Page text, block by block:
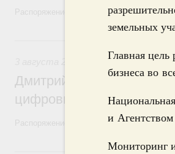
земельных
Главная
бизнеса во
и
Мониторинг
Распоряжение от 3 августа 2026 года
Регулирование в
Дмитрий Григоренко
цифровых платформ
Распоряжение от 25 июля 2026 года